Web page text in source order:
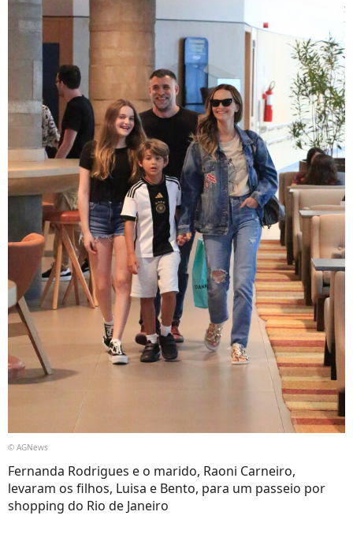
© AGNews
Fernanda Rodrigues e o marido, Raoni Carneiro,
levaram os filhos, Luisa e Bento, para um passeio por
shopping do Rio de Janeiro